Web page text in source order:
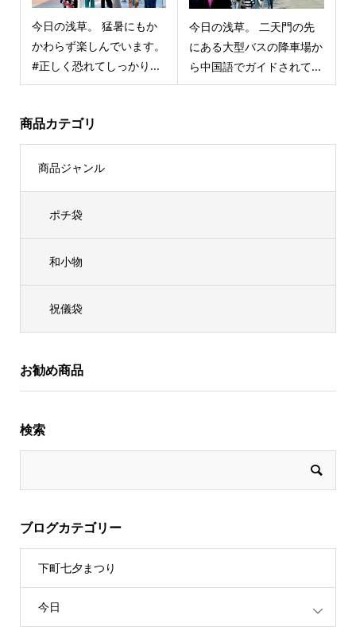
今日の浅草。 猛暑にもか
かわらず楽しんでいます。
#正しく恐れてしっかり...
今日の浅草。 二天門の先
にある大型バスの降車場か
ら中国語でガイドされて...
商品カテゴリ
商品ジャンル
ポチ袋
和小物
祝儀袋
お勧め商品
検索
ブログカテゴリー
下町七夕まつり
今日